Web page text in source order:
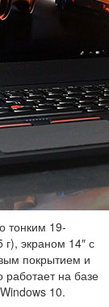
тонким 19-
экраном 14″ с
покрытием и
работает на базе
10.